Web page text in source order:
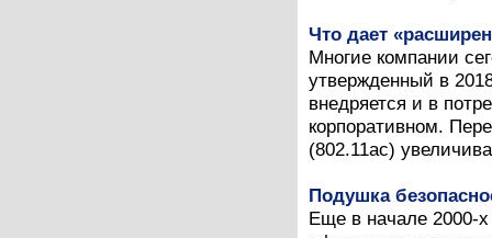
Что дает
Многие компании
утвержденный в
внедряется и в
корпоративном.
(802.11ac)
Подушка
Еще в начале 2000-